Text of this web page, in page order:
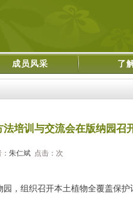
成员风采 了
培训与交流会在版纳园召
朱仁斌 点击： 次
，组织召开本土植物全覆盖保护